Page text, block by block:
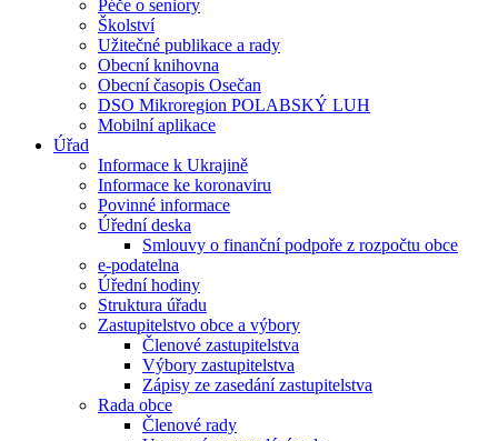
Péče o seniory
Školství
Užitečné publikace a rady
Obecní knihovna
Obecní časopis Osečan
DSO Mikroregion POLABSKÝ LUH
Mobilní aplikace
Úřad
Informace k Ukrajině
Informace ke koronaviru
Povinné informace
Úřední deska
Smlouvy o finanční podpoře z rozpočtu obce
e-podatelna
Úřední hodiny
Struktura úřadu
Zastupitelstvo obce a výbory
Členové zastupitelstva
Výbory zastupitelstva
Zápisy ze zasedání zastupitelstva
Rada obce
Členové rady